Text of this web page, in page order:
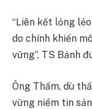
“Liên kết lỏng
do chính khiến
vững”, TS Bảnh
Ông Thấm, dù
vững niềm tin